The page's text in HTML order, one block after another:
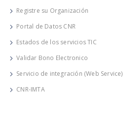
Registre su Organización
Portal de Datos CNR
Estados de los servicios TIC
Validar Bono Electronico
Servicio de integración (Web Service)
CNR-IMTA